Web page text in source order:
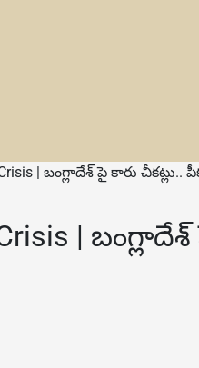
| బంగ్లాదేశ్ పై కారు చీకట్లు..
|